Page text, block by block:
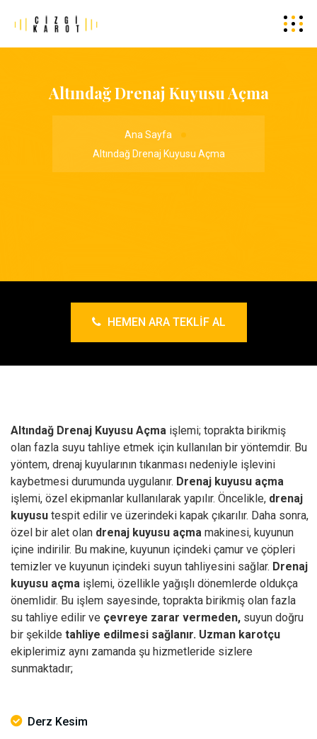
Altındağ Drenaj Kuyusu Açma
Ana Sayfa
Altındağ Drenaj Kuyusu Açma
HEMEN ARA TEKLIF AL
Altındağ Drenaj Kuyusu Açma işlemi; toprakta birikmiş
olan fazla suyu tahliye etmek için kullanılan bir yöntemdir. Bu
yöntem, drenaj kuyularının tıkanması nedeniyle işlevini
kaybetmesi durumunda uygulanır. Drenaj kuyusu açma
işlemi, özel ekipmanlar kullanılarak yapılır. Öncelikle, drenaj
kuyusu tespit edilir ve üzerindeki kapak çıkarılır. Daha sonra,
özel bir alet olan drenaj kuyusu açma makinesi, kuyunun
içine indirilir. Bu makine, kuyunun içindeki çamur ve çöpleri
temizler ve kuyunun içindeki suyun tahliyesini sağlar. Drenaj
kuyusu açma işlemi, özellikle yağışlı dönemlerde oldukça
önemlidir. Bu işlem sayesinde, toprakta birikmiş olan fazla
su tahliye edilir ve çevreye zarar vermeden, suyun doğru
bir şekilde tahliye edilmesi sağlanır. Uzman karotçu
ekiplerimiz aynı zamanda şu hizmetleride sizlere
sunmaktadır;
Derz Kesim